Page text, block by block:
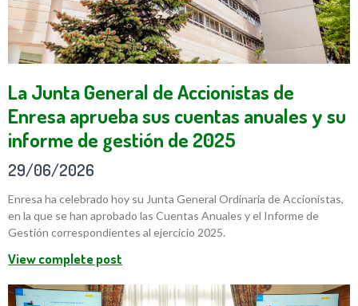
La Junta General de Accionistas de
Enresa aprueba sus cuentas anuales y su
informe de gestión de 2025
29/06/2026
Enresa ha celebrado hoy su Junta General Ordinaria de Accionistas,
en la que se han aprobado las Cuentas Anuales y el Informe de
Gestión correspondientes al ejercicio 2025.
View complete post